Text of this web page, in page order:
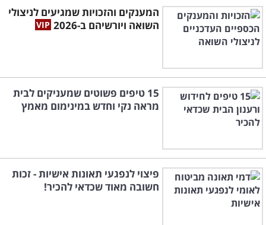
המענקים והזכויות שמגיעים לניצולי
השואה ויורשיהם ב-2026
15 טיפים פשוטים שמעניקים לבית
מראה נקי וחדש במינימום מאמץ
פיצוי לנפגעי תאונות אישיות - זכות
חשובה מאוד שכדאי להכיר!